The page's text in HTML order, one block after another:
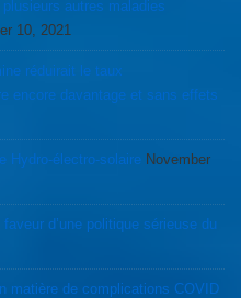
autres maladies
10, 2021
réduirait le taux
encore davantage et sans effets
Hydro-électro-solaire November
d’une politique sérieuse du
matière de complications COVID